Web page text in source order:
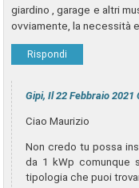
giardino , garage e altri
ovviamente, la necessità
Rispondi
Gipi, Il 22 Febbraio 2021
Ciao Maurizio
Non credo tu possa
da 1 kWp comunque
tipologia che puoi